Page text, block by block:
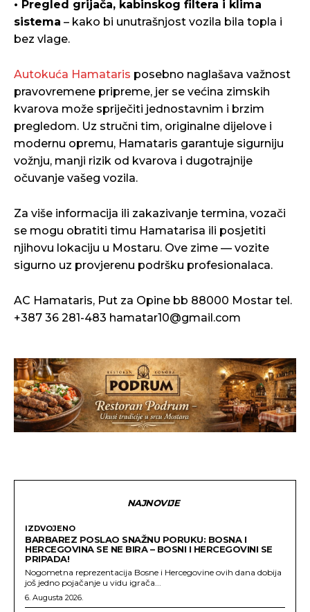
• Pregled grijača, kabinskog filtera i klima
sistema – kako bi unutrašnjost vozila bila topla i
bez vlage.
Autokuća Hamataris posebno naglašava važnost
pravovremene pripreme, jer se većina zimskih
kvarova može spriječiti jednostavnim i brzim
pregledom. Uz stručni tim, originalne dijelove i
modernu opremu, Hamataris garantuje sigurniju
vožnju, manji rizik od kvarova i dugotrajnije
očuvanje vašeg vozila.
Za više informacija ili zakazivanje termina, vozači
se mogu obratiti timu Hamatarisa ili posjetiti
njihovu lokaciju u Mostaru. Ove zime — vozite
sigurno uz provjerenu podršku profesionalaca.
AC Hamataris, Put za Opine bb 88000 Mostar tel.
+387 36 281-483 hamatar10@gmail.com
NAJNOVIJE
IZDVOJENO
BARBAREZ POSLAO SNAŽNU PORUKU: BOSNA I
HERCEGOVINA SE NE BIRA – BOSNI I HERCEGOVINI SE
PRIPADA!
Nogometna reprezentacija Bosne i Hercegovine ovih dana dobija
još jedno pojačanje u vidu igrača...
6. Augusta 2026.